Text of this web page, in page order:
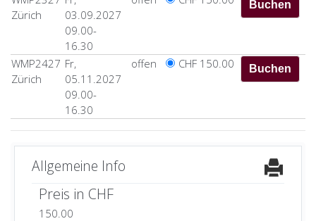
Zürich
03.09.2027
09.00-
16.30
WMP2427
Zürich
Fr,
05.11.2027
09.00-
16.30
offen CHF 150.00
Allgemeine Info
Preis in CHF
150.00